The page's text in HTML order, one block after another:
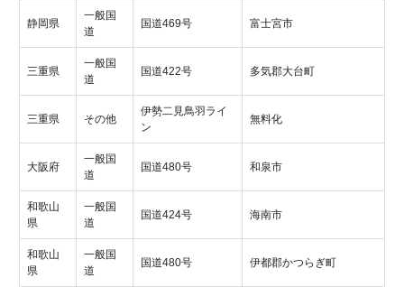
静岡県
一般国
道
国道469号 富士宮市
三重県
一般国
道
国道422号 多気郡大台町
三重県 その他
伊勢二見鳥羽ライ
ン
無料化
大阪府
一般国
道
国道480号 和泉市
和歌山
県
一般国
道
国道424号 海南市
和歌山
県
一般国
道
国道480号 伊都郡かつらぎ町